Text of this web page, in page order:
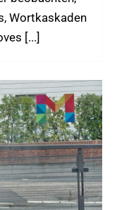
Wortkaskaden
[...]